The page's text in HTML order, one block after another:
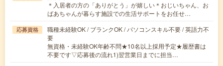
＊入居者の方の「ありがとう」が嬉しい＊おじいちゃん、お
ばあちゃんが暮らす施設での生活サポートをお任せ…
応募資格
職種未経験OK / ブランクOK / パソコンスキル不要 / 英語力不
要
無資格・未経験OK年齢不問★10名以上採用予定★履歴書は
不要です▽応募後の流れ1)翌営業日までに担当…